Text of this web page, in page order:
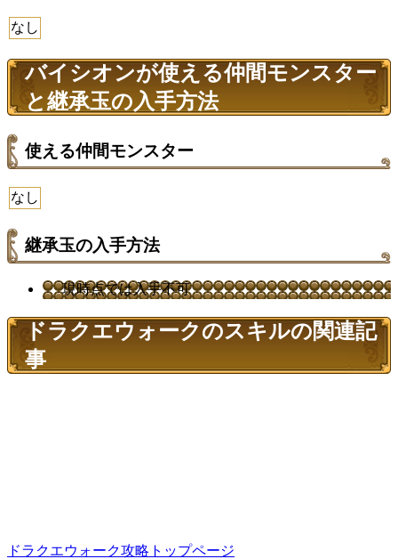
なし
バイシオンが使える仲間モンスター
と継承玉の入手方法
使える仲間モンスター
なし
継承玉の入手方法
現時点では入手不可
ドラクエウォークのスキルの関連記
事
ドラクエウォーク攻略トップページ